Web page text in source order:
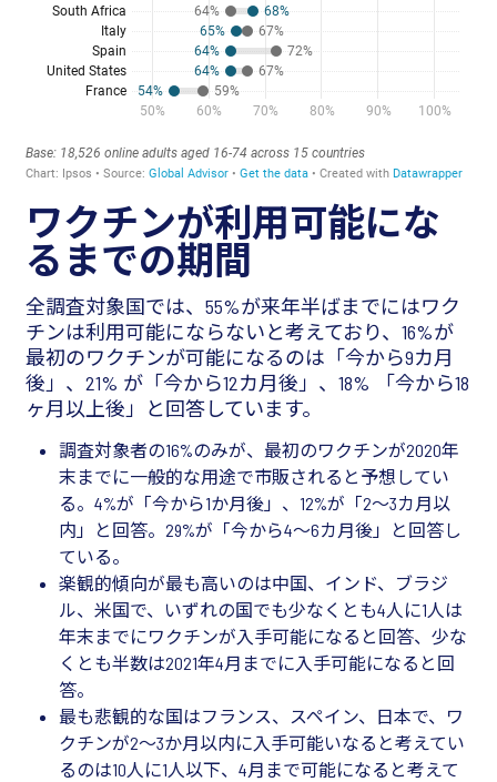
ワクチンが利用可能にな
るまでの期間
全調査対象国では、55%が来年半ばまでにはワク
チンは利用可能にならないと考えており、16%が
最初のワクチンが可能になるのは「今から9カ月
後」、21% が「今から12カ月後」、18% 「今から18
ヶ月以上後」と回答しています。
調査対象者の16%のみが、最初のワクチンが2020年
末までに一般的な用途で市販されると予想してい
る。4%が「今から1か月後」、12%が「2〜3カ月以
内」と回答。29%が「今から4〜6カ月後」と回答し
ている。
楽観的傾向が最も高いのは中国、インド、ブラジ
ル、米国で、いずれの国でも少なくとも4人に1人は
年末までにワクチンが入手可能になると回答、少な
くとも半数は2021年4月までに入手可能になると回
答。
最も悲観的な国はフランス、スペイン、日本で、ワ
クチンが2～3か月以内に入手可能いなると考えてい
るのは10人に1人以下、4月まで可能になると考えて